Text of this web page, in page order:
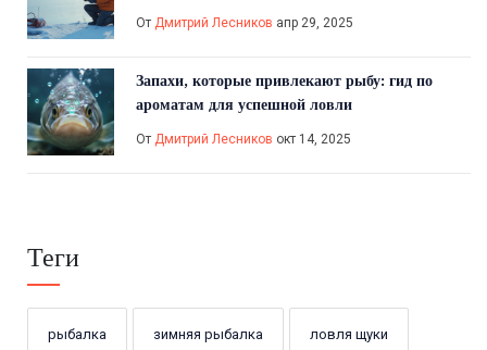
От Дмитрий Лесников апр 29, 2025
Запахи, которые привлекают рыбу: гид по
ароматам для успешной ловли
От Дмитрий Лесников окт 14, 2025
Теги
рыбалка зимняя рыбалка ловля щуки